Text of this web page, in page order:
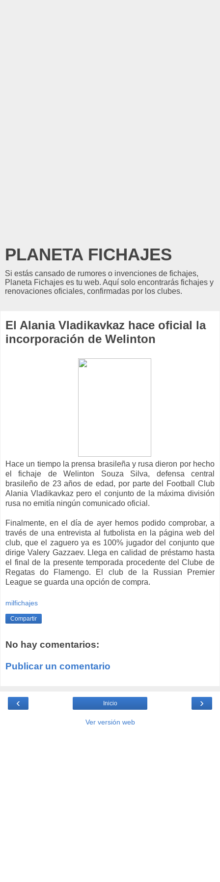
PLANETA FICHAJES
Si estás cansado de rumores o invenciones de fichajes,
Planeta Fichajes es tu web. Aquí solo encontrarás fichajes y
renovaciones oficiales, confirmadas por los clubes.
El Alania Vladikavkaz hace oficial la
incorporación de Welinton
Hace un tiempo la prensa brasileña y rusa dieron por hecho
el fichaje de Welinton Souza Silva, defensa central
brasileño de 23 años de edad, por parte del Football Club
Alania Vladikavkaz pero el conjunto de la máxima división
rusa no emitía ningún comunicado oficial.
Finalmente, en el día de ayer hemos podido comprobar, a
través de una entrevista al futbolista en la página web del
club, que el zaguero ya es 100% jugador del conjunto que
dirige Valery Gazzaev. Llega en calidad de préstamo hasta
el final de la presente temporada procedente del Clube de
Regatas do Flamengo. El club de la Russian Premier
League se guarda una opción de compra.
milfichajes
Compartir
No hay comentarios:
Publicar un comentario
‹ ›
Inicio
Ver versión web